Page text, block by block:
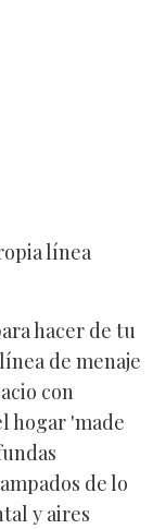
línea
hacer de tu
de menaje
con
hogar 'made
de lo
y aires